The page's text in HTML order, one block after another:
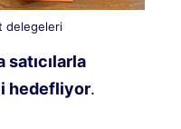
delegeleri
satıcılarla
hedefliyor.